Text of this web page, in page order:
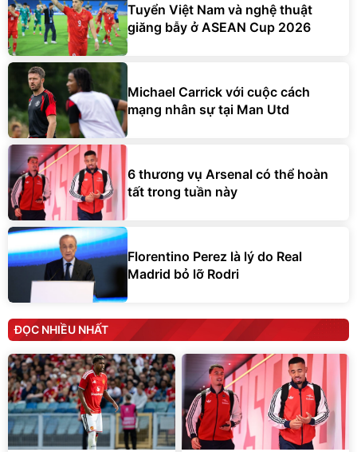
Tuyển Việt Nam và nghệ thuật
giăng bẫy ở ASEAN Cup 2026
Michael Carrick với cuộc cách
mạng nhân sự tại Man Utd
6 thương vụ Arsenal có thể hoàn
tất trong tuần này
Florentino Perez là lý do Real
Madrid bỏ lỡ Rodri
ĐỌC NHIỀU NHẤT